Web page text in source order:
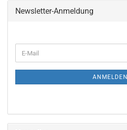
Newsletter-Anmeldung
ZUR
E-
Mail
ANMELDEN